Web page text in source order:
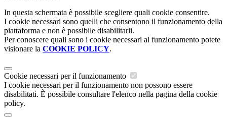
In questa schermata è possibile scegliere quali cookie consentire.
I cookie necessari sono quelli che consentono il funzionamento della
piattaforma e non è possibile disabilitarli.
Per conoscere quali sono i cookie necessari al funzionamento potete
visionare la COOKIE POLICY.
Cookie necessari per il funzionamento
I cookie necessari per il funzionamento non possono essere
disabilitati. È possibile consultare l'elenco nella pagina della cookie
policy.